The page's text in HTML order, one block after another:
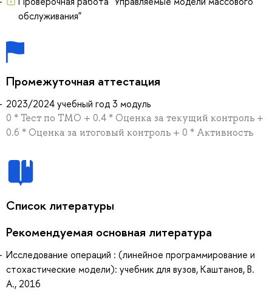
обслуживания"
Промежуточная аттестация
2023/2024 учебный год 3 модуль
0 * Тест по ТМО + 0.4 * Оценка за текущий контроль +
0.6 * Оценка за итоговый контроль + 0 * Активность
Список литературы
Рекомендуемая основная литература
Исследование операций : (линейное программирование и
стохастические модели): учебник для вузов, Каштанов, В.
А., 2016